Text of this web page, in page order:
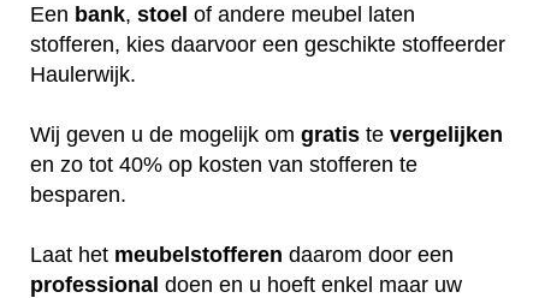
Een bank, stoel of andere meubel laten
stofferen, kies daarvoor een geschikte stoffeerder
Haulerwijk.
Wij geven u de mogelijk om gratis te vergelijken
en zo tot 40% op kosten van stofferen te
besparen.
Laat het meubelstofferen daarom door een
professional doen en u hoeft enkel maar uw